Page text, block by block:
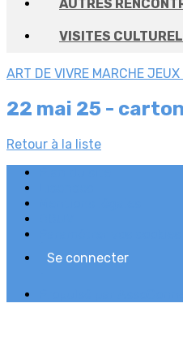
AUTRES
VISITES
ART DE VIVRE MARCHE JEUX
22 mai 25 -
Retour à la liste
Se connecter